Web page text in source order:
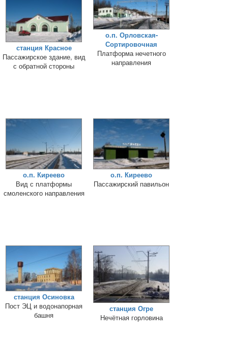
станция Красное
Пассажирское здание, вид
с обратной стороны
о.п. Орловская-
Сортировочная
Платформа нечетного
направления
о.п. Киреево
Вид с платформы
смоленского направления
о.п. Киреево
Пассажирский павильон
станция Осиновка
Пост ЭЦ и водонапорная
башня
станция Огре
Нечётная горловина